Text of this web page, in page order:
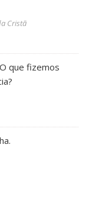
Cristã
que fizemos